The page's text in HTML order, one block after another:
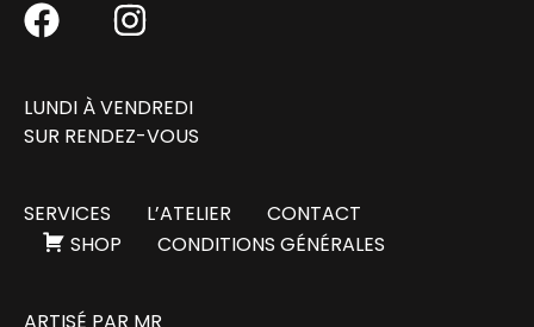
LUNDI À VENDREDI
SUR RENDEZ-VOUS
SERVICES L’ATELIER
CONTACT
SHOP
CONDITIONS GÉNÉRALES
ARTISÉ PAR MR